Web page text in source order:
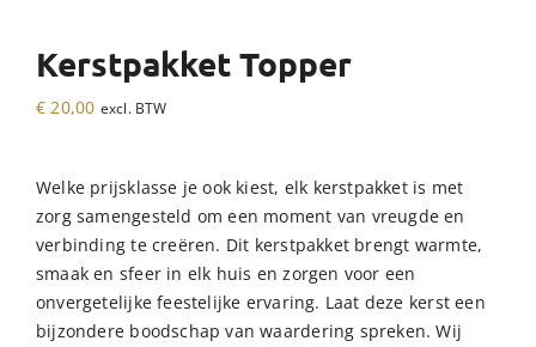
Kerstpakket Topper
€ 20,00 excl. BTW
Welke prijsklasse je ook kiest, elk kerstpakket is met
zorg samengesteld om een moment van vreugde en
verbinding te creëren. Dit kerstpakket brengt warmte,
smaak en sfeer in elk huis en zorgen voor een
onvergetelijke feestelijke ervaring. Laat deze kerst een
bijzondere boodschap van waardering spreken. Wij